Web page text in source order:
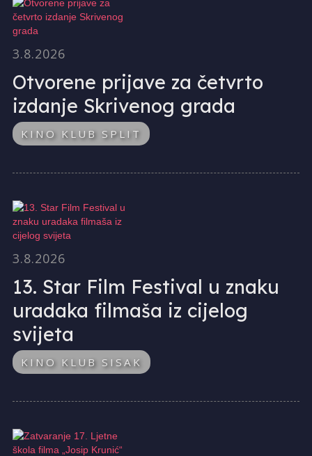
3.8.2026
Otvorene prijave za četvrto
izdanje Skrivenog grada
KINO KLUB SPLIT
3.8.2026
13. Star Film Festival u znaku
uradaka filmaša iz cijelog
svijeta
KINO KLUB SISAK